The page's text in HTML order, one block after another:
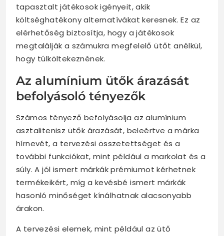
tapasztalt játékosok igényeit, akik
költséghatékony alternatívákat keresnek. Ez az
elérhetőség biztosítja, hogy a játékosok
megtalálják a számukra megfelelő ütőt anélkül,
hogy túlköltekeznének.
Az alumínium ütők árazását
befolyásoló tényezők
Számos tényező befolyásolja az alumínium
asztalitenisz ütők árazását, beleértve a márka
hírnevét, a tervezési összetettséget és a
további funkciókat, mint például a markolat és a
súly. A jól ismert márkák prémiumot kérhetnek
termékeikért, míg a kevésbé ismert márkák
hasonló minőséget kínálhatnak alacsonyabb
árakon.
A tervezési elemek, mint például az ütő